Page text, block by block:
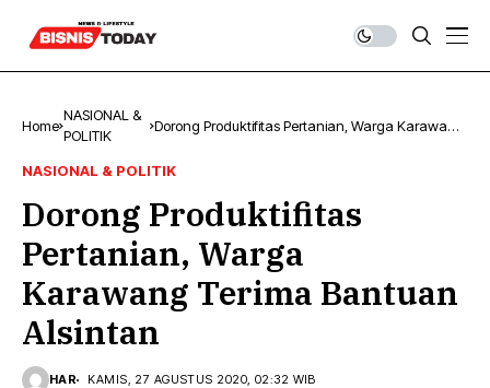
Home
NASIONAL &
POLITIK
Dorong Produktifitas Pertanian, Warga Karawang
NASIONAL & POLITIK
Dorong Produktifitas
Pertanian, Warga
Karawang Terima Bantuan
Alsintan
HAR KAMIS, 27 AGUSTUS 2020, 02:32 WIB